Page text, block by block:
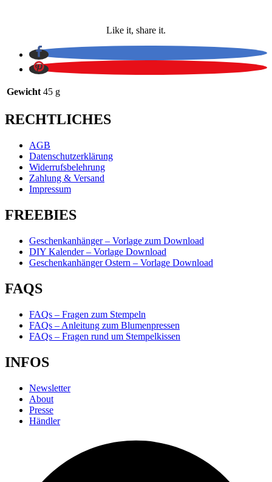
Like it, share it.
Gewicht 45 g
RECHTLICHES
AGB
Datenschutzerklärung
Widerrufsbelehrung
Zahlung & Versand
Impressum
FREEBIES
Geschenkanhänger – Vorlage zum Download
DIY Kalender – Vorlage Download
Geschenkanhänger Ostern – Vorlage Download
FAQS
FAQs – Fragen zum Stempeln
FAQs – Anleitung zum Blumenpressen
FAQs – Fragen rund um Stempelkissen
INFOS
Newsletter
About
Presse
Händler